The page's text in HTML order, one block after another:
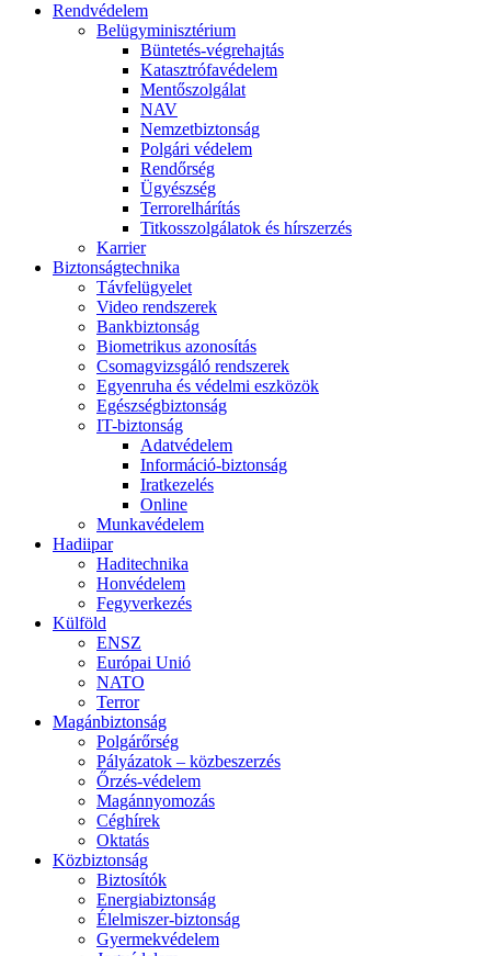
Rendvédelem
Belügyminisztérium
Büntetés-végrehajtás
Katasztrófavédelem
Mentőszolgálat
NAV
Nemzetbiztonság
Polgári védelem
Rendőrség
Ügyészség
Terrorelhárítás
Titkosszolgálatok és hírszerzés
Karrier
Biztonságtechnika
Távfelügyelet
Video rendszerek
Bankbiztonság
Biometrikus azonosítás
Csomagvizsgáló rendszerek
Egyenruha és védelmi eszközök
Egészségbiztonság
IT-biztonság
Adatvédelem
Információ-biztonság
Iratkezelés
Online
Munkavédelem
Hadiipar
Haditechnika
Honvédelem
Fegyverkezés
Külföld
ENSZ
Európai Unió
NATO
Terror
Magánbiztonság
Polgárőrség
Pályázatok – közbeszerzés
Őrzés-védelem
Magánnyomozás
Céghírek
Oktatás
Közbiztonság
Biztosítók
Energiabiztonság
Élelmiszer-biztonság
Gyermekvédelem